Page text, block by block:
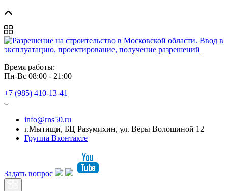
Время работы:
Пн-Вс 08:00 - 21:00
+7 (985) 410-13-41
info@rns50.ru
г.Мытищи, БЦ Разумихин, ул. Веры Волошиной 12
Группа Вконтакте
Задать вопрос